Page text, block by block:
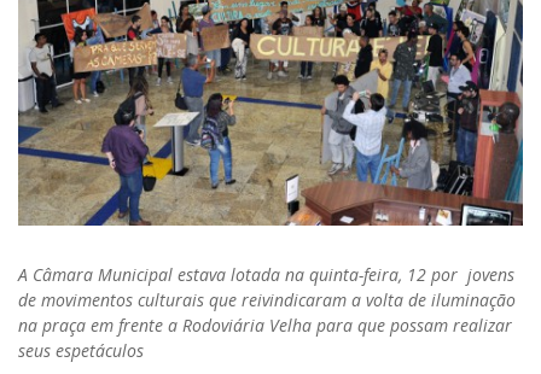
A Câmara Municipal estava lotada na quinta-feira, 12 por jovens
de movimentos culturais que reivindicaram a volta de iluminação
na praça em frente a Rodoviária Velha para que possam realizar
seus espetáculos